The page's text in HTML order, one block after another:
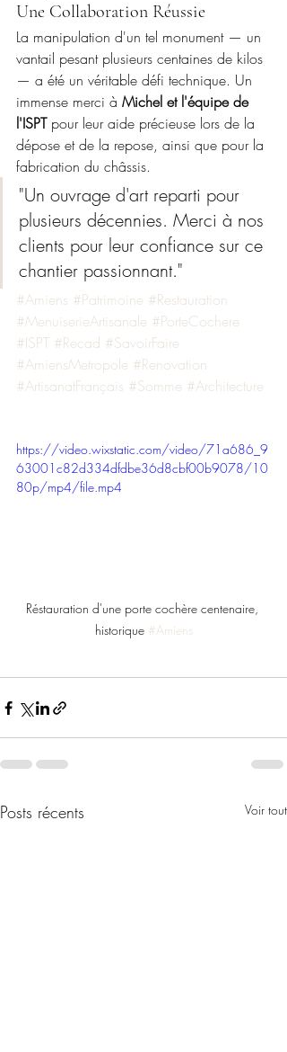
Une Collaboration Réussie
La manipulation d'un tel monument — un
vantail pesant plusieurs centaines de kilos
— a été un véritable défi technique. Un
immense merci à Michel et l'équipe de
l'ISPT pour leur aide précieuse lors de la
dépose et de la repose, ainsi que pour la
fabrication du châssis.
"Un ouvrage d'art reparti pour
plusieurs décennies. Merci à nos
clients pour leur confiance sur ce
chantier passionnant."
#Amiens #Patrimoine #Restauration
#MenuiserieArtisanale #PorteCochere
#ISPT #Recad #SavoirFaire
#AmiensMetropole #Renovation
#ArtisanatFrançais #Somme #Architecture
https://video.wixstatic.com/video/71a686_9
63001c82d334dfdbe36d8cbf00b9078/10
80p/mp4/file.mp4
Réstauration d'une porte cochère centenaire,
historique #Amiens
Posts récents Voir tout